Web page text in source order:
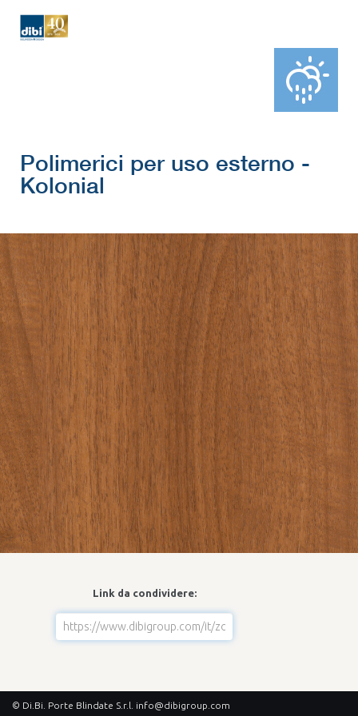
Polimerici per uso esterno -
Kolonial
Link da condividere:
© Di.Bi. Porte Blindate S.r.l. info@dibigroup.com